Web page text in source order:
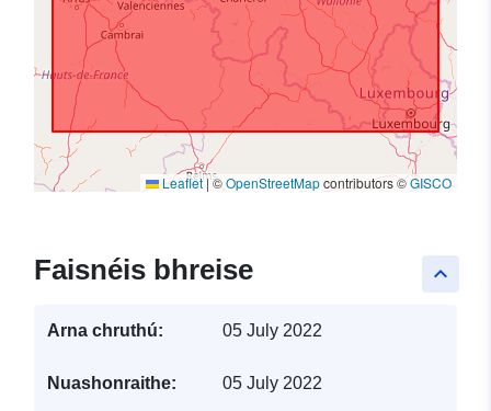
Leaflet|©OpenStreetMapcontributors ©GISCO
keyboard_arrow_up
Faisnéis bhreise
Arna chruthú: 05 July 2022
Nuashonraithe: 05 July 2022